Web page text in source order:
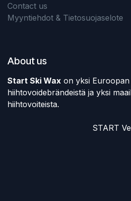
Contact us
Myyntiehdot & Tietosuojaselote
About us
Start Ski Wax on yksi
hiihtovoidebrändeistä ja yksi
hiihtovoiteista.
​START